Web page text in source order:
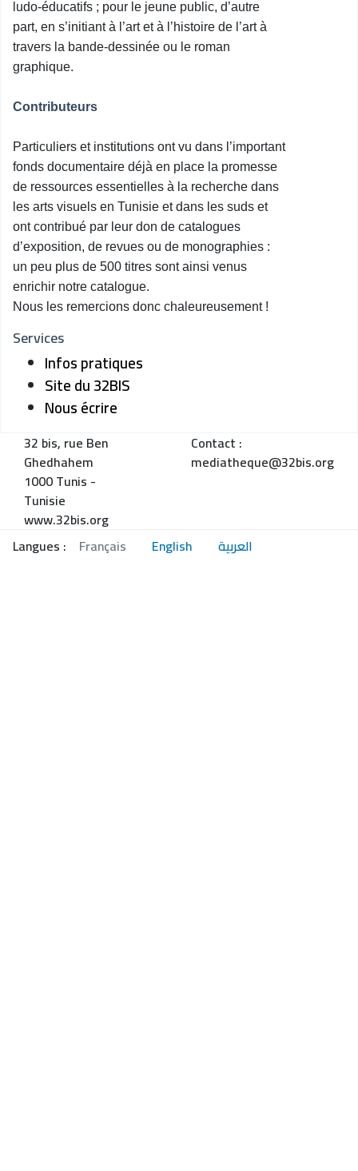
Services
Infos pratiques
Site du 32BIS
Nous écrire
ludo-éducatifs ; pour le jeune public, d’autre
part, en s’initiant à l’art et à l’histoire de l’art à
travers la bande-dessinée ou le roman
graphique.
Contributeurs
Particuliers et institutions ontvu dans l’important
fonds documentaire déjà en place la promesse
de ressources essentielles à la recherche dans
les arts visuels en Tunisie et dans les suds et
ont contribué par leur don de catalogues
d’exposition, de revues ou de monographies :
un peu plus de 500 titres sont ainsi venus
enrichir notre catalogue.
Nous les remercions donc chaleureusement !
32 bis, rue Ben
Ghedhahem
1000 Tunis -
Tunisie
www.32bis.org
Contact :
mediatheque@32bis.org
Langues : Français English العربية